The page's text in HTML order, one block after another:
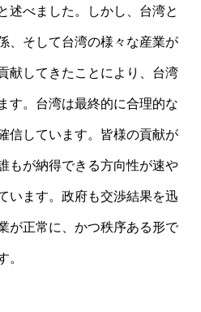
述べました。しかし、台湾と
、そして台湾の様々な産業が
献してきたことにより、台湾
す。台湾は最終的に合理的な
信しています。皆様の貢献が
もが納得できる方向性が速や
います。政府も交渉結果を迅
が正常に、かつ秩序ある形で
。